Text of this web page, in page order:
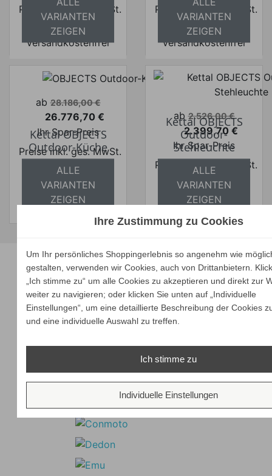
Preise inkl. ges. MwSt.
absolut
versandkostenfrei
VARIANTEN
ZEIGEN
Preise inkl. ges. MwSt.
absolut
versandkostenfrei
VARIANTEN
ZEIGEN
Verkaufspreis
ab 28.186,00 €
Preis
26.776,70 €
Ihr Spar-Preis
Preise inkl. ges. MwSt.
absolut
versandkostenfrei
Kettal OBJECTS
Outdoor-Küche
ALLE
VARIANTEN
ZEIGEN
Verkaufspreis
ab 2.526,00 €
Preis
2.399,70 €
Ihr Spar-Preis
Preise inkl. ges. MwSt.
absolut
versandkostenfrei
Kettal OBJECTS
Outdoor-
Stehleuchte
ALLE
VARIANTEN
ZEIGEN
Unsere Marken
Ihre Zustimmung zu Cookies
Um Ihr persönliches Shoppingerlebnis so angenehm wie
gestalten, verwenden wir Cookies, auch von Drittanbietern.
„Ich stimme zu“ um alle Cookies zu akzeptieren und direkt zur
weiter zu navigieren; oder klicken Sie unten auf „Individuelle
Einstellungen“, um eine detaillierte Beschreibung der Cookies
und eine individuelle Auswahl zu treffen.
Ich stimme zu
Individuelle Einstellungen